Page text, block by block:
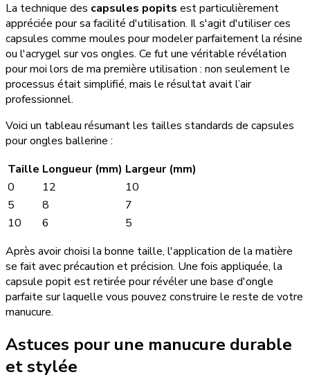
La technique des capsules popits est particulièrement
appréciée pour sa facilité d'utilisation. Il s'agit d'utiliser ces
capsules comme moules pour modeler parfaitement la résine
ou l'acrygel sur vos ongles. Ce fut une véritable révélation
pour moi lors de ma première utilisation : non seulement le
processus était simplifié, mais le résultat avait l’air
professionnel.
Voici un tableau résumant les tailles standards de capsules
pour ongles ballerine :
Taille Longueur (mm) Largeur (mm)
0
12
10
5
8
7
10
6
5
Après avoir choisi la bonne taille, l'application de la matière
se fait avec précaution et précision. Une fois appliquée, la
capsule popit est retirée pour révéler une base d'ongle
parfaite sur laquelle vous pouvez construire le reste de votre
manucure.
Astuces pour une manucure durable
et stylée